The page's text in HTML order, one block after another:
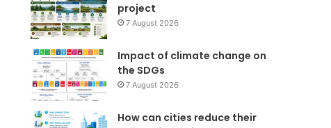
project
7 August 2026
Impact of climate change on
the SDGs
7 August 2026
How can cities reduce their